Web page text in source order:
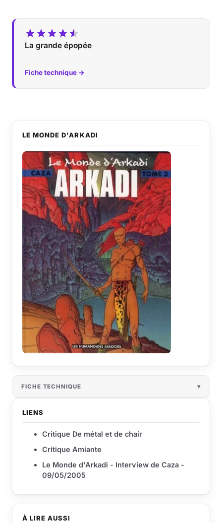
La grande épopée
Fiche technique →
À LIRE AUSSI
LE MONDE D'ARKADI
FICHE TECHNIQUE
LIENS
Critique De métal et de chair
Critique Amiante
Le Monde d'Arkadi - Interview de Caza -
09/05/2005